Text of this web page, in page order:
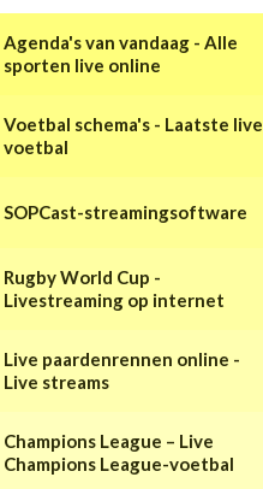
Agenda's van vandaag - Alle
sporten live online
Voetbal schema's - Laatste live
voetbal
SOPCast-streamingsoftware
Rugby World Cup -
Livestreaming op internet
Live paardenrennen online -
Live streams
Champions League – Live
Champions League-voetbal